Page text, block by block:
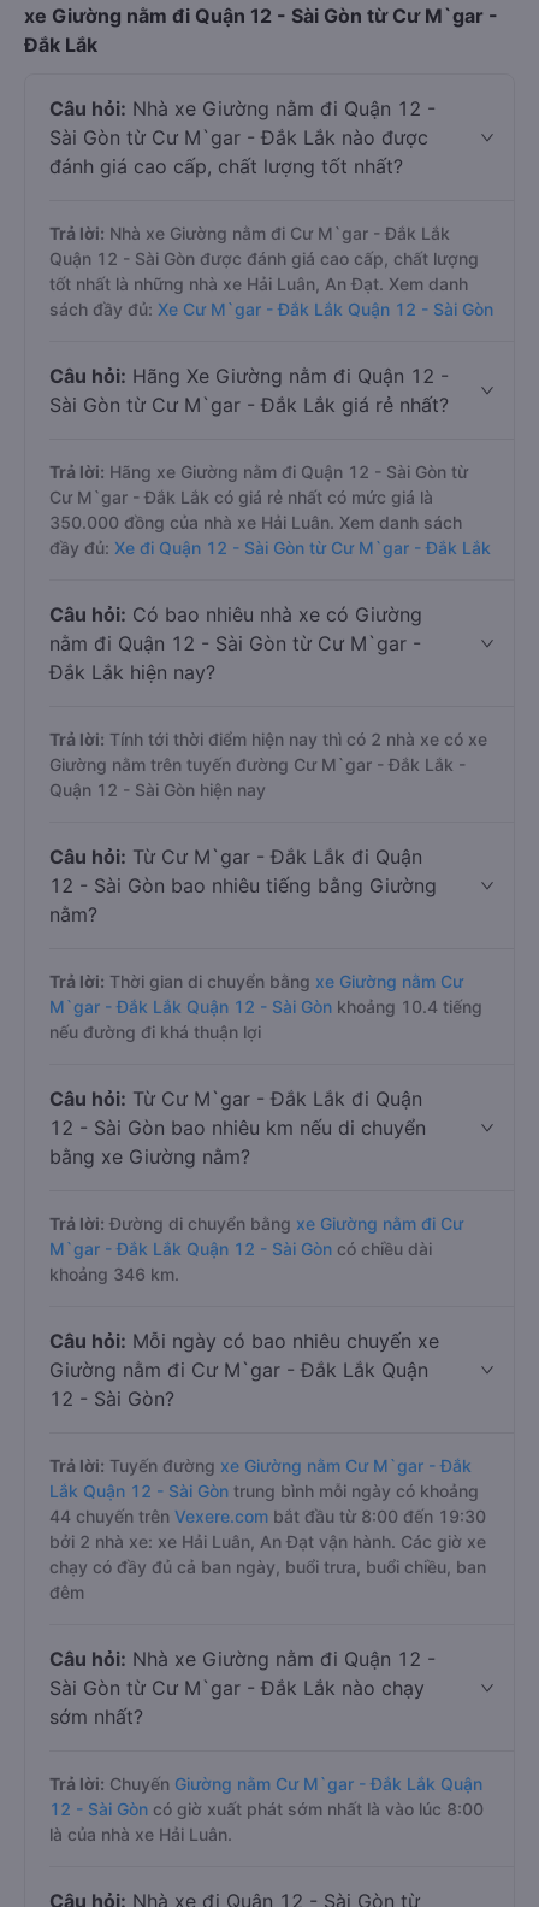
xe Giường nằm đi Quận 12 - Sài Gòn từ Cư M`gar -
Đắk Lắk
Câu hỏi: Nhà xe Giường nằm đi Quận 12 -
Sài Gòn từ Cư M`gar - Đắk Lắk nào được
đánh giá cao cấp, chất lượng tốt nhất?
Trả lời: Nhà xe Giường nằm đi Cư M`gar - Đắk Lắk
Quận 12 - Sài Gòn được đánh giá cao cấp, chất lượng
tốt nhất là những nhà xe Hải Luân, An Đạt. Xem danh
sách đầy đủ: Xe Cư M`gar - Đắk Lắk Quận 12 - Sài Gòn
Câu hỏi: Hãng Xe Giường nằm đi Quận 12 -
Sài Gòn từ Cư M`gar - Đắk Lắk giá rẻ nhất?
Trả lời: Hãng xe Giường nằm đi Quận 12 - Sài Gòn từ
Cư M`gar - Đắk Lắk có giá rẻ nhất có mức giá là
350.000 đồng của nhà xe Hải Luân. Xem danh sách
đầy đủ: Xe đi Quận 12 - Sài Gòn từ Cư M`gar - Đắk Lắk
Câu hỏi: Có bao nhiêu nhà xe có Giường
nằm đi Quận 12 - Sài Gòn từ Cư M`gar -
Đắk Lắk hiện nay?
Trả lời: Tính tới thời điểm hiện nay thì có 2 nhà xe có xe
Giường nằm trên tuyến đường Cư M`gar - Đắk Lắk -
Quận 12 - Sài Gòn hiện nay
Câu hỏi: Từ Cư M`gar - Đắk Lắk đi Quận
12 - Sài Gòn bao nhiêu tiếng bằng Giường
nằm?
Trả lời: Thời gian di chuyển bằng xe Giường nằm Cư
M`gar - Đắk Lắk Quận 12 - Sài Gòn khoảng 10.4 tiếng
nếu đường đi khá thuận lợi
Câu hỏi: Từ Cư M`gar - Đắk Lắk đi Quận
12 - Sài Gòn bao nhiêu km nếu di chuyển
bằng xe Giường nằm?
Trả lời: Đường di chuyển bằng xe Giường nằm đi Cư
M`gar - Đắk Lắk Quận 12 - Sài Gòn có chiều dài
khoảng 346 km.
Câu hỏi: Mỗi ngày có bao nhiêu chuyến xe
Giường nằm đi Cư M`gar - Đắk Lắk Quận
12 - Sài Gòn?
Trả lời: Tuyến đường xe Giường nằm Cư M`gar - Đắk
Lắk Quận 12 - Sài Gòn trung bình mỗi ngày có khoảng
44 chuyến trên Vexere.com bắt đầu từ 8:00 đến 19:30
bởi 2 nhà xe: xe Hải Luân, An Đạt vận hành. Các giờ xe
chạy có đầy đủ cả ban ngày, buổi trưa, buổi chiều, ban
đêm
Câu hỏi: Nhà xe Giường nằm đi Quận 12 -
Sài Gòn từ Cư M`gar - Đắk Lắk nào chạy
sớm nhất?
Trả lời: Chuyến Giường nằm Cư M`gar - Đắk Lắk Quận
12 - Sài Gòn có giờ xuất phát sớm nhất là vào lúc 8:00
là của nhà xe Hải Luân.
Câu hỏi: Nhà xe đi Quận 12 - Sài Gòn từ